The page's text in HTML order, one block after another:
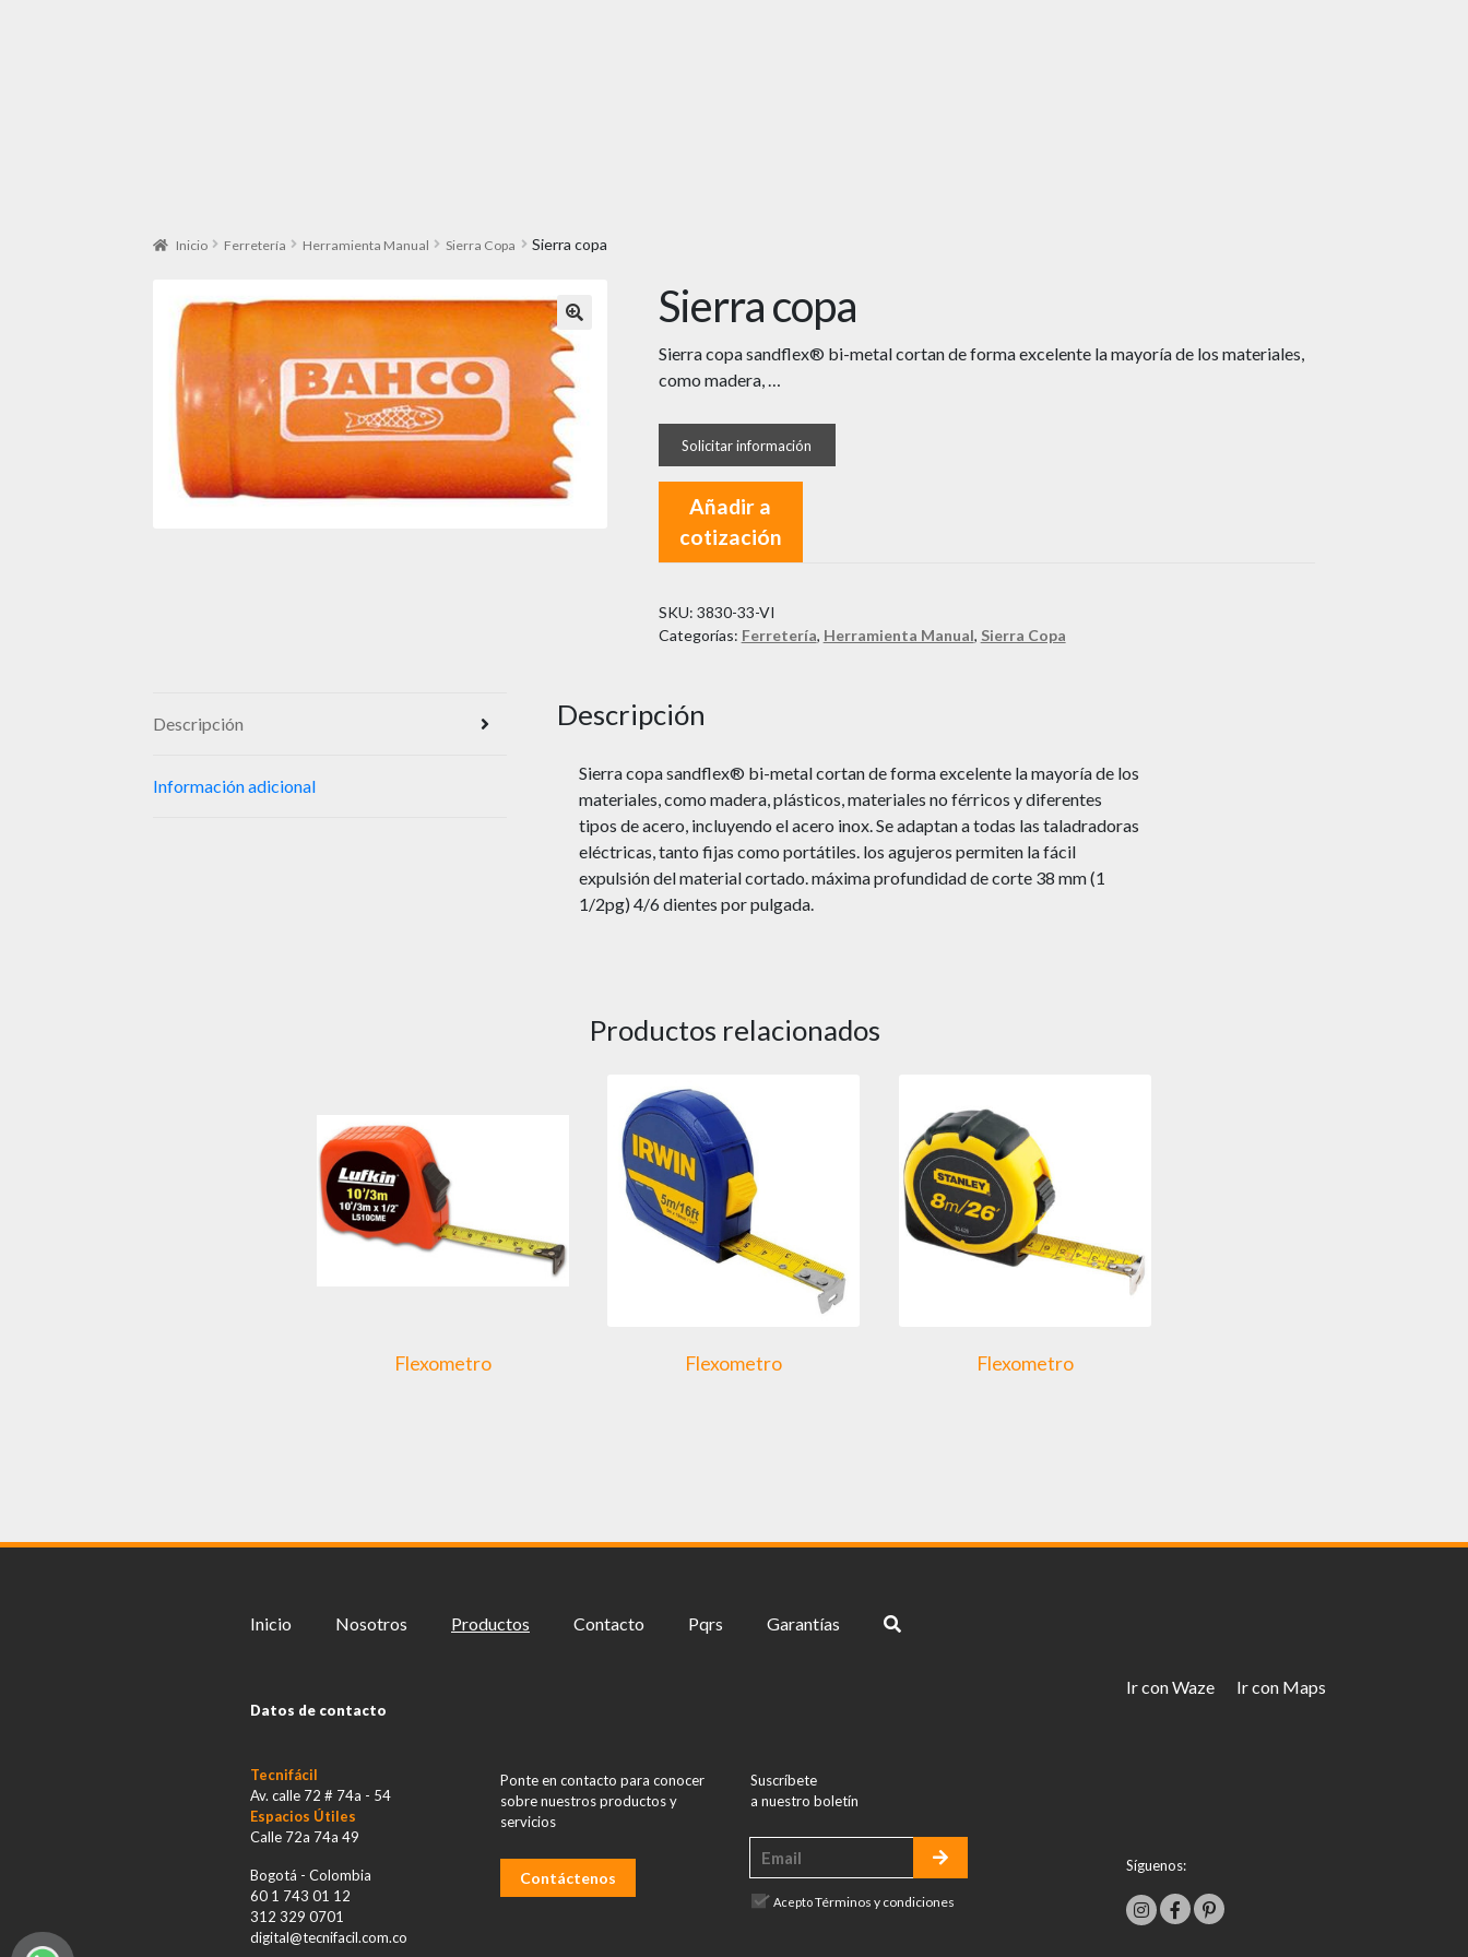
Inicio Ferretería Herramienta Manual Sierra Copa Sierra copa
🔍
Sierra copa
Sierra copa sandflex® bi-metal cortan de forma excelente la mayoría de los materiales,
como madera, …
Añadir a
cotización
SKU: 3830-33-VI
Categorías: Ferretería, Herramienta Manual, Sierra Copa
Descripción
Información adicional
Descripción
Sierra copa sandflex® bi-metal cortan de forma excelente la mayoría de los
materiales, como madera, plásticos, materiales no férricos y diferentes
tipos de acero, incluyendo el acero inox. Se adaptan a todas las taladradoras
eléctricas, tanto fijas como portátiles. los agujeros permiten la fácil
expulsión del material cortado. máxima profundidad de corte 38 mm (1
1/2pg) 4/6 dientes por pulgada.
Productos relacionados
Flexometro Flexometro Flexometro
Inicio Nosotros Productos Contacto Pqrs Garantías
Datos de contacto
Tecnifácil
Av. calle 72 # 74a - 54
Espacios Útiles
Calle 72a 74a 49
Bogotá - Colombia
60 1 743 01 12
312 329 0701
digital@tecnifacil.com.co
Ponte en contacto para conocer
sobre nuestros productos y
servicios
Contáctenos
Suscríbete
a nuestro boletín
AceptoTérminos y condiciones
Ir con Waze Ir con Maps
Síguenos: